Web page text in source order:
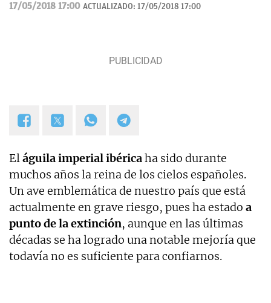
17/05/2018 17:00 ACTUALIZADO: 17/05/2018 17:00
Eláguila imperial ibéricaha sido durante
muchos años la reina de los cielos españoles.
Un ave emblemática de nuestro país que está
actualmente en grave riesgo, pues ha estado a
punto de la extinción, aunque en las últimas
décadas se ha logrado una notable mejoría que
todavía no es suficiente para confiarnos.